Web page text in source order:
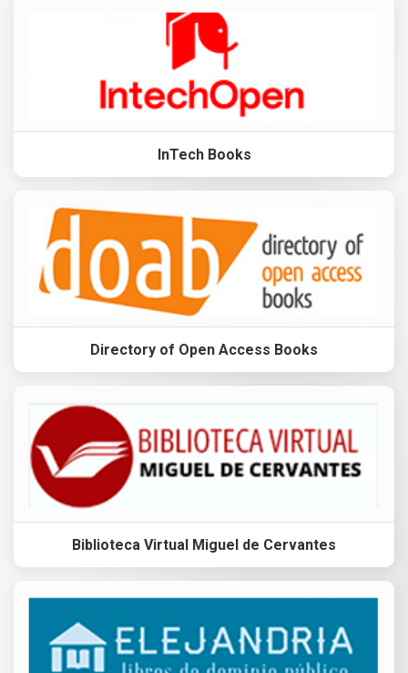
InTech Books
Directory of Open Access Books
Biblioteca Virtual Miguel de Cervantes